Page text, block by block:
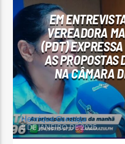
Arara Azul FM
EM
VEREADORA
(PDT)
AS PROPOSTAS
NA CÂMARA
Henrique Gonzaga
8 DE JANEIRO DE 2025